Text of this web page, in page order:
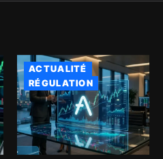
ACTUALITÉ
RÉGULATION